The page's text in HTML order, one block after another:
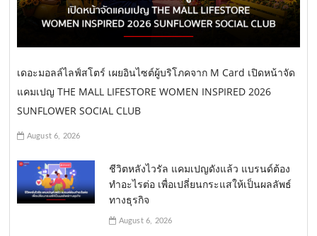
เดอะมอลล์ไลฟ์สโตร์ เผยอินไซต์ผู้บริโภคจาก M Card เปิดหน้าจัด
แคมเปญ THE MALL LIFESTORE WOMEN INSPIRED 2026
SUNFLOWER SOCIAL CLUB
August 6, 2026
ชีวิตหลังไวรัล แคมเปญดังแล้ว แบรนด์ต้อง
ทำอะไรต่อ เพื่อเปลี่ยนกระแสให้เป็นผลลัพธ์
ทางธุรกิจ
August 6, 2026